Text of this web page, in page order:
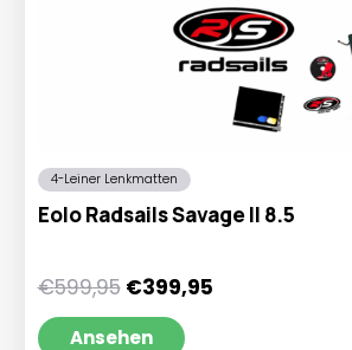
4-Leiner Lenkmatten
Eolo Radsails Savage II 8.5
€599,95 Ursprünglicher
Preis
war:
€399,95Aktueller
Ansehen